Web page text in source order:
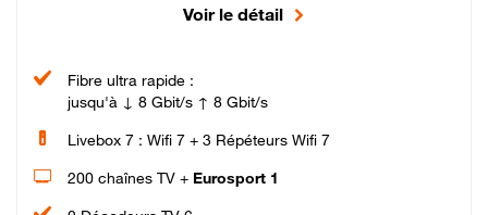
Voir le détail
Fibre ultra rapide :
jusqu'à ↓ 8 Gbit/s ↑ 8 Gbit/s
Livebox 7 : Wifi 7 + 3 Répéteurs Wifi 7
200 chaînes TV + Eurosport 1